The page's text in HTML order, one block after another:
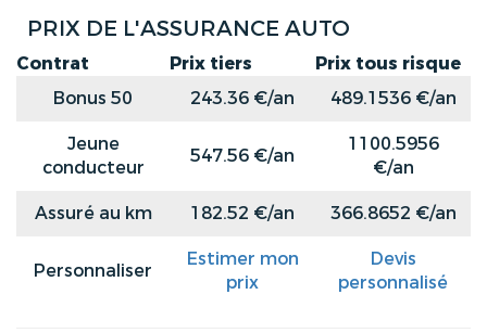
PRIX DE L'ASSURANCE AUTO
Contrat Prix tiers
Prix tous risque
Bonus 50
243.36 €/an
489.1536 €/an
Jeune
conducteur
547.56 €/an
1100.5956
€/an
Assuré au km
182.52 €/an 366.8652 €/an
Personnaliser
Estimer mon
prix
Devis
personnalisé